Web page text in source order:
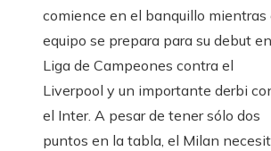
comience en el banquillo mientras
equipo se prepara para su debut
Liga de Campeones contra el
Liverpool y un importante derbi
el Inter. A pesar de tener sólo dos
puntos en la tabla, el Milan